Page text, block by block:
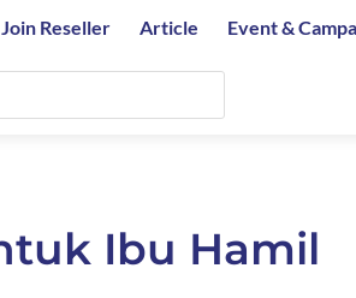
Join Reseller Article Event &
Ibu Hamil